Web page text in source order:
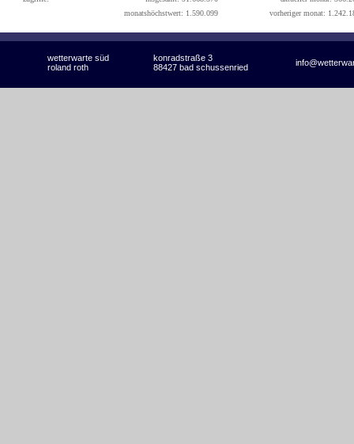
monatshöchstwert: 1.590.099
vorheriger monat:
wetterwarte süd konradstraße 3
roland roth 88427 bad schussenried